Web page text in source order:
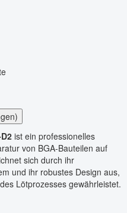
ist ein professionelles
von BGA-Bauteilen auf
sich durch ihr
und ihr robustes Design aus,
Lötprozesses gewährleistet.